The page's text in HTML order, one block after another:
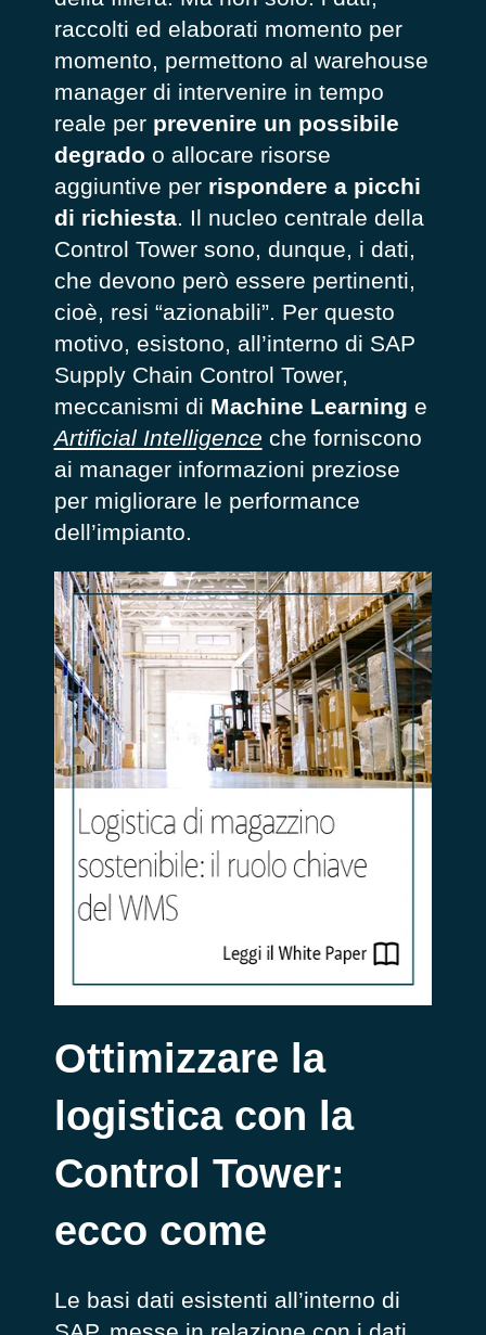
raccolti ed elaborati momento per
momento, permettono al warehouse
manager di intervenire in tempo
reale per prevenire un possibile
degrado o allocare risorse
aggiuntive per rispondere a picchi
di richiesta. Il nucleo centrale della
Control Tower sono, dunque, i dati,
che devono però essere pertinenti,
cioè, resi “azionabili”. Per questo
motivo, esistono, all’interno di SAP
Supply Chain Control Tower,
meccanismi di Machine Learning e
Artificial Intelligence che forniscono
ai manager informazioni preziose
per migliorare le performance
dell’impianto.
Ottimizzare la
logistica con la
Control Tower:
ecco come
Le basi dati esistenti all’interno di